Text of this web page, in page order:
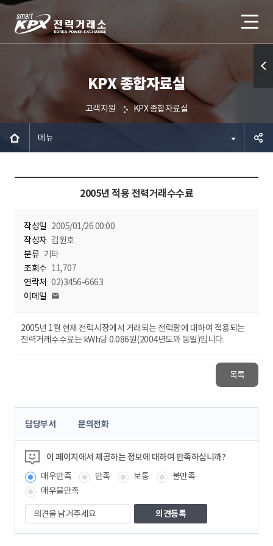
KPX 종합자료실
고객지원 KPX 종합자료실
메뉴
2005년 적용 전력거래수수료
작성일 2005/01/26 00:00
작성자 김원호
분류 기타
조회수 11,707
연락처 02)3456-6663
이메일
2005년 1월 현재 전력시장에서 거래되는 전력량에 대하여 적용되는
전력거래수수료는 kWh당 0.086원(2004년도와 동일)입니다.
목록
콘
츠
정
보
책
임
자
담당부서 문의전화
이 페이지에서 제공하는 정보에 대하여 만족하십니까?
매우만족
만족 보통
불만족
매우불만족
의
견
을